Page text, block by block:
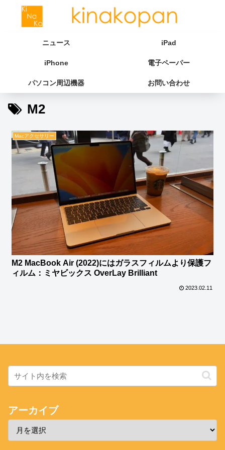
ニュース iPad
iPhone 電子ペーパー
パソコン周辺機器 お問い合わせ
M2
Macアクセサリー
M2 MacBook Air (2022)にはガラスフィルムより保護フ
ィルム：ミヤビックス OverLay Brilliant
2023.02.11
アーカイブ